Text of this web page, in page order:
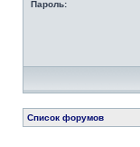
Пароль:
Список форумов